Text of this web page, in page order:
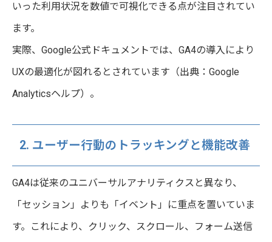
いった利用状況を数値で可視化できる点が注目されてい
ます。
実際、Google公式ドキュメントでは、GA4の導入により
UXの最適化が図れるとされています（出典：Google
Analyticsヘルプ）。
2. ユーザー行動のトラッキングと機能改善
GA4は従来のユニバーサルアナリティクスと異なり、
「セッション」よりも「イベント」に重点を置いていま
す。これにより、クリック、スクロール、フォーム送信